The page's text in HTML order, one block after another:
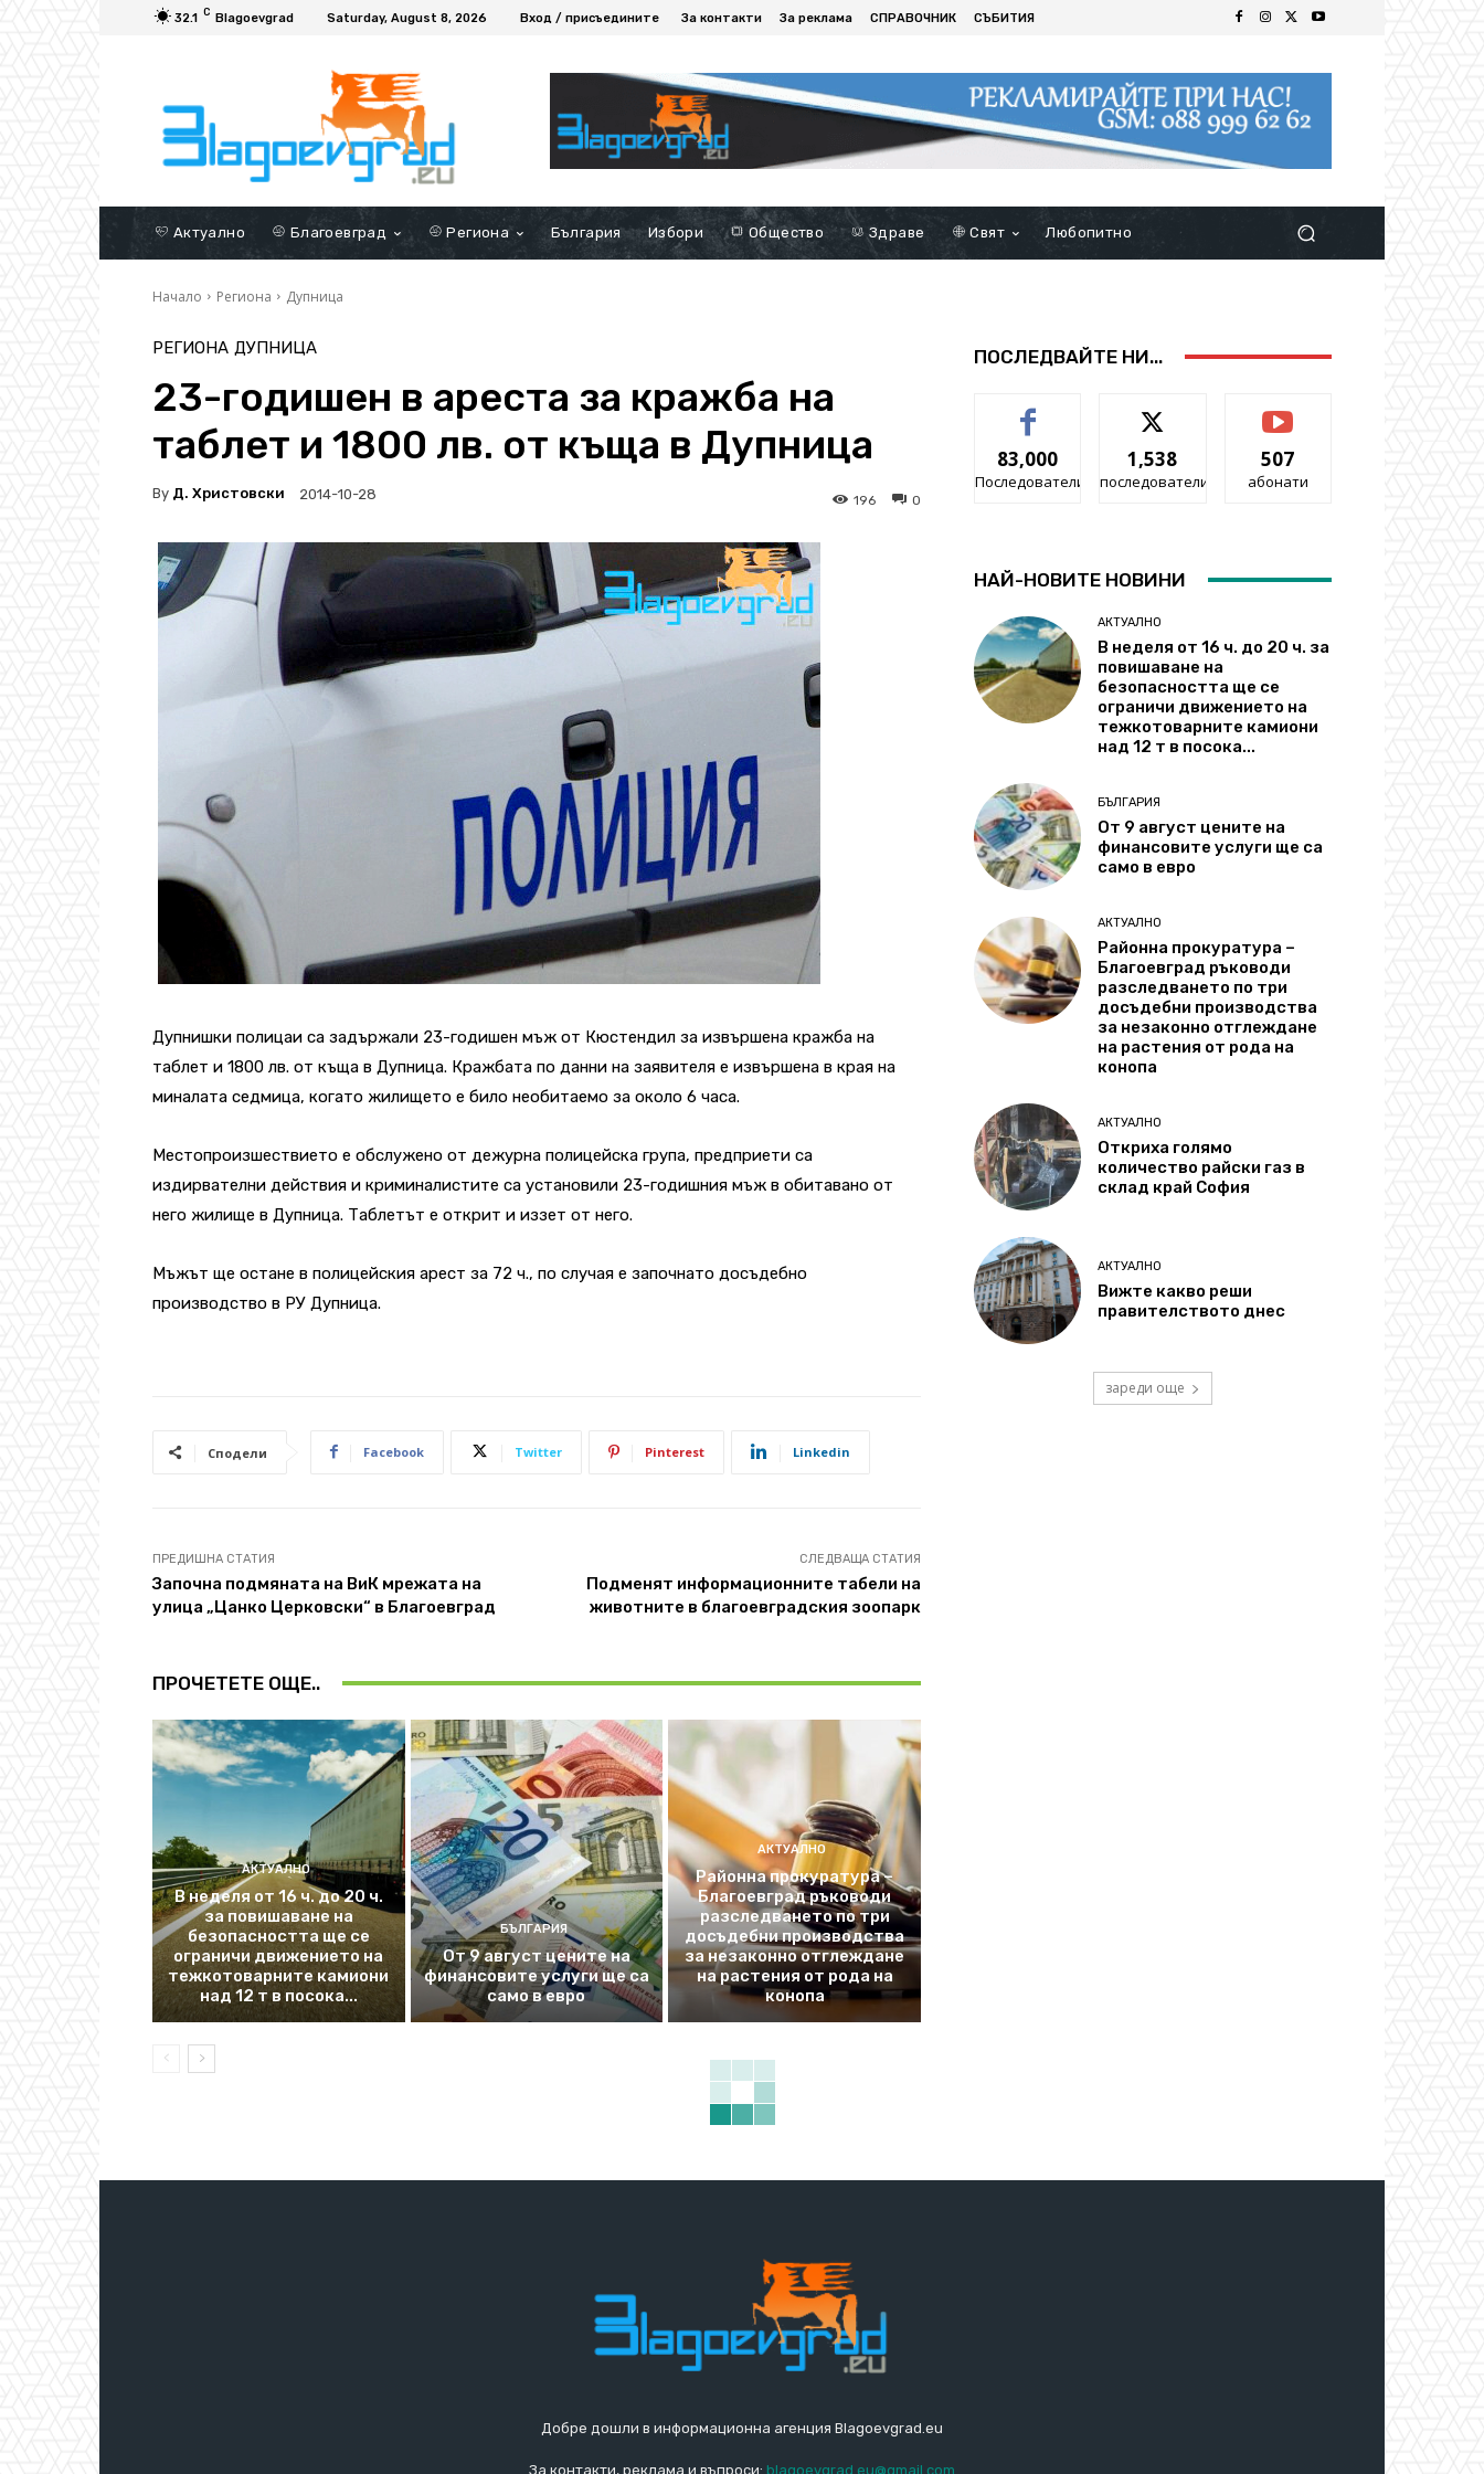
32.1 C Blagoevgrad Saturday, August 8, 2026 Вход / присъедините За контакти За реклама СПРАВОЧНИК СЪБИТИЯ
Актуално Благоевград Региона България Избори Общество Здраве Свят Любопитно
Начало Региона Дупница
РЕГИОНА ДУПНИЦА
23-годишен в ареста за кражба на
таблет и 1800 лв. от къща в Дупница
By Д. Христовски 2014-10-28 0
196
Дупнишки полицаи са задържали 23-годишен мъж от Кюстендил за извършена кражба на
таблет и 1800 лв. от къща в Дупница. Кражбата по данни на заявителя е извършена в края на
миналата седмица, когато жилището е било необитаемо за около 6 часа.
Местопроизшествието е обслужено от дежурна полицейска група, предприети са
издирвателни действия и криминалистите са установили 23-годишния мъж в обитавано от
него жилище в Дупница. Таблетът е открит и иззет от него.
Мъжът ще остане в полицейския арест за 72 ч., по случая е започнато досъдебно
производство в РУ Дупница.
Сподели Facebook Twitter Pinterest Linkedin
ПРЕДИШНА СТАТИЯ
Започна подмяната на ВиК мрежата на
улица „Цанко Церковски“ в Благоевград
СЛЕДВАЩА СТАТИЯ
Подменят информационните табели на
животните в благоевградския зоопарк
ПРОЧЕТЕТЕ ОЩЕ..
АКТУАЛНО
В неделя от 16 ч. до 20 ч.
за повишаване на
безопасността ще се
ограничи движението на
тежкотоварните камиони
над 12 т в посока...
БЪЛГАРИЯ
От 9 август цените на
финансовите услуги ще са
само в евро
АКТУАЛНО
Районна прокуратура –
Благоевград ръководи
разследването по три
досъдебни производства
за незаконно отглеждане
на растения от рода на
конопа
ПОСЛЕДВАЙТЕ НИ...
83,000
Последователи
1,538
последователи
507
абонати
НАЙ-НОВИТЕ НОВИНИ
АКТУАЛНО
В неделя от 16 ч. до 20 ч. за
повишаване на
безопасността ще се
ограничи движението на
тежкотоварните камиони
над 12 т в посока...
БЪЛГАРИЯ
От 9 август цените на
финансовите услуги ще са
само в евро
АКТУАЛНО
Районна прокуратура –
Благоевград ръководи
разследването по три
досъдебни производства
за незаконно отглеждане
на растения от рода на
конопа
АКТУАЛНО
Откриха голямо
количество райски газ в
склад край София
АКТУАЛНО
Вижте какво реши
правителството днес
зареди още
Добре дошли в информационна агенция Blagoevgrad.eu
За контакти, реклама и въпроси: blagoevgrad.eu@gmail.com